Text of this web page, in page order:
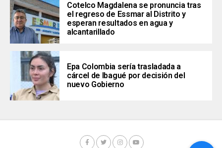
Cotelco Magdalena se pronuncia tras
el regreso de Essmar al Distrito y
esperan resultados en agua y
alcantarillado
Epa Colombia sería trasladada a
cárcel de Ibagué por decisión del
nuevo Gobierno